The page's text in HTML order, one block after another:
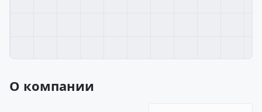
О компании